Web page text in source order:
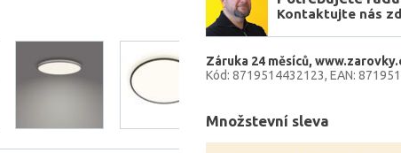
Kontaktujte nás
Záruka 24 měsíců
Kód: 8719514432123 EAN:
Množstevní sleva